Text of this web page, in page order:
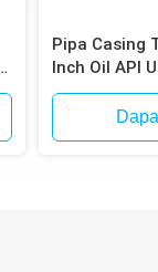
Pipa Casing
Inch Oil API